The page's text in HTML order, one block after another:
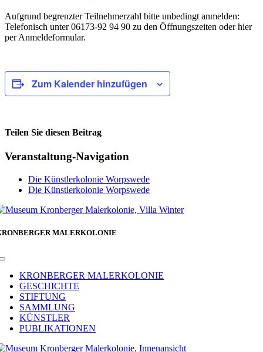
Aufgrund begrenzter Teilnehmerzahl bitte unbedingt anmelden:
Telefonisch unter 06173-92 94 90 zu den Öffnungszeiten oder hier
per Anmeldeformular.
Zum Kalender hinzufügen
Teilen Sie diesen Beitrag
Facebook
Veranstaltung-Navigation
Die Künstlerkolonie Worpswede
Die Künstlerkolonie Worpswede
MALERKOLONIE
Toggle
NavigationKRONBERGER MALERKOLONIE
GESCHICHTE
STIFTUNG
SAMMLUNG
KÜNSTLER
PUBLIKATIONEN